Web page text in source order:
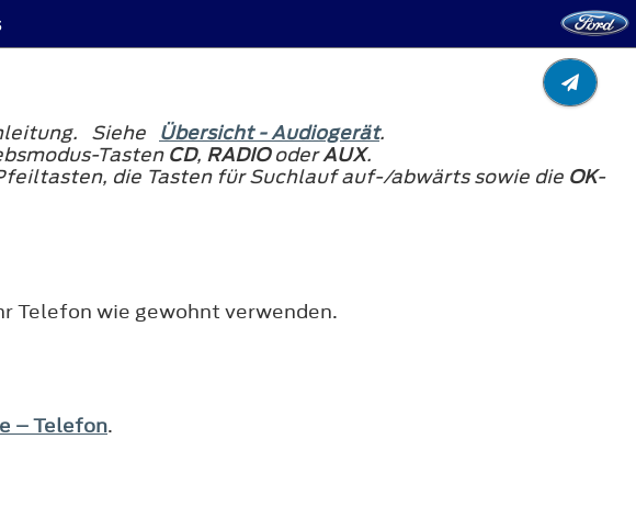
Siehe Übersicht - Audiogerät.
Tasten CD, RADIOoderAUX.
die Tasten für Suchlauf auf-/abwärts sowie die OK-
Telefon wie gewohnt verwenden.
– Telefon.